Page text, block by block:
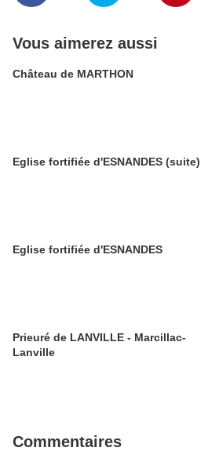
Vous aimerez aussi
Château de MARTHON
Eglise fortifiée d'ESNANDES (suite)
Eglise fortifiée d'ESNANDES
Prieuré de LANVILLE - Marcillac-
Lanville
Commentaires